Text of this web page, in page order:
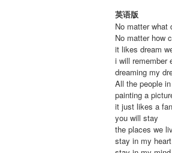
英语版
No matter what
No matter how
it likes dream
i will remember
dreaming my
All the people
painting a
it just likes a
you will stay
the places we
stay in my heart